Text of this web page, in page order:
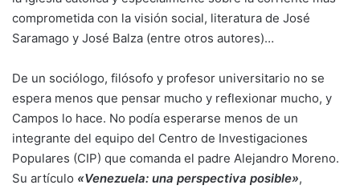
comprometida con la visión social, literatura de José
Saramago y José Balza (entre otros autores)…
De un sociólogo, filósofo y profesor universitario no se
espera menos que pensar mucho y reflexionar mucho, y
Campos lo hace. No podía esperarse menos de un
integrante del equipo del Centro de Investigaciones
Populares (CIP) que comanda el padre Alejandro Moreno.
Su artículo «Venezuela: una perspectiva posible»,